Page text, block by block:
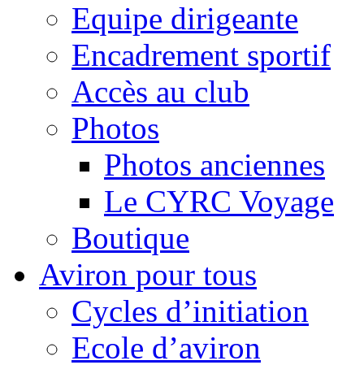
Equipe dirigeante
Encadrement sportif
Accès au club
Photos
Photos anciennes
Le CYRC Voyage
Boutique
Aviron pour tous
Cycles d’initiation
Ecole d’aviron